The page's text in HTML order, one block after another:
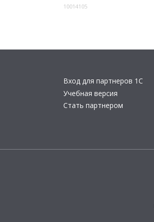
10014105
Вход для партнеров 1С
Учебная версия
Стать партнером